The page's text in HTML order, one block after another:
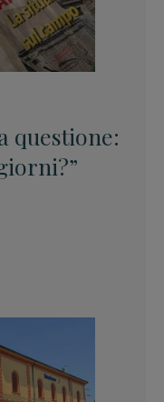
questione: